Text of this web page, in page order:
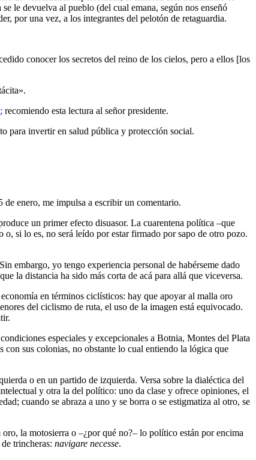
le devuelva al pueblo (del cual emana, según nos enseñó
por una vez, a los integrantes del pelotón de retaguardia.
conocer los secretos del reino de los cielos, pero a ellos [los
; recomiendo esta lectura al señor presidente.
para invertir en salud pública y protección social.
de enero, me impulsa a escribir un comentario.
un primer efecto disuasor. La cuarentena política –que
si lo es, no será leído por estar firmado por sapo de otro pozo.
embargo, yo tengo experiencia personal de habérseme dado
la distancia ha sido más corta de acá para allá que viceversa.
en términos ciclísticos: hay que apoyar al malla oro
del ciclismo de ruta, el uso de la imagen está equivocado.
especiales y excepcionales a Botnia, Montes del Plata
sus colonias, no obstante lo cual entiendo la lógica que
o en un partido de izquierda. Versa sobre la dialéctica del
y otra la del político: uno da clase y ofrece opiniones, el
cuando se abraza a uno y se borra o se estigmatiza al otro, se
la motosierra o –¿por qué no?– lo político están por encima
trincheras: navigare necesse.